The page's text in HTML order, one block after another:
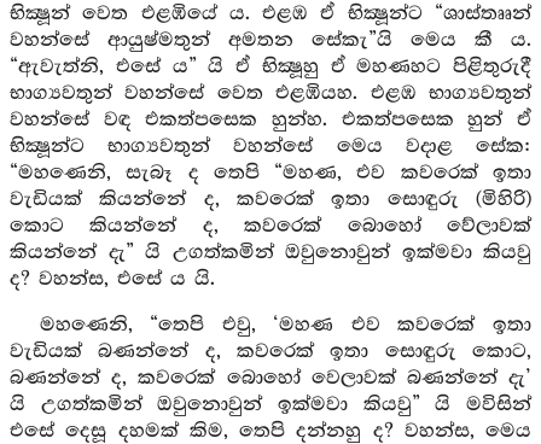
භික්‍ෂූන් වෙත එළඹියේ ය. එළඹ ඒ භික්‍ෂූන්ට “ශාස්තෲන්
වහන්සේ ආයුෂ්මතුන් අමතන සේකැ”යි මෙය කී ය.
“ඇවැත්නි, එසේ ය” යි ඒ භික්‍ෂූහු ඒ මහණහට පිළිතුරුදී
භාග්‍යවතුන් වහන්සේ වෙත එළඹියහ. එළඹ භාග්‍යවතුන්
වහන්සේ වඳ එකත්පසෙක හුන්හ. එකත්පසෙක හුන් ඒ
භික්‍ෂූන්ට භාග්‍යවතුන් වහන්සේ මෙය වදාළ සේක:
“මහණෙනි, සැබෑ ද තෙපි “මහණ, එව කවරෙක් ඉතා
වැඩියක් කියන්නේ ද, කවරෙක් ඉතා සොඳුරු (මිහිරි)
කොට කියන්නේ ද, කවරෙක් බොහෝ වේලාවක්
කියන්නේ දැ” යි උගත්කමින් ඔවුනොවුන් ඉක්මවා කියවු
ද? වහන්ස, එසේ ය යි.
මහණෙනි, “තෙපි එවු, ‘මහණ එව කවරෙක් ඉතා
වැඩියක් බණන්නේ ද, කවරෙක් ඉතා සොඳුරු කොට,
බණන්නේ ද, කවරෙක් බොහෝ වෙලාවක් බණන්නේ දැ’
යි උගත්කමින් ඔවුනොවුන් ඉක්මවා කියවු” යි මවිසින්
එසේ දෙසූ දහමක් කිම, තෙපි දන්නහු ද? වහන්ස, මෙය